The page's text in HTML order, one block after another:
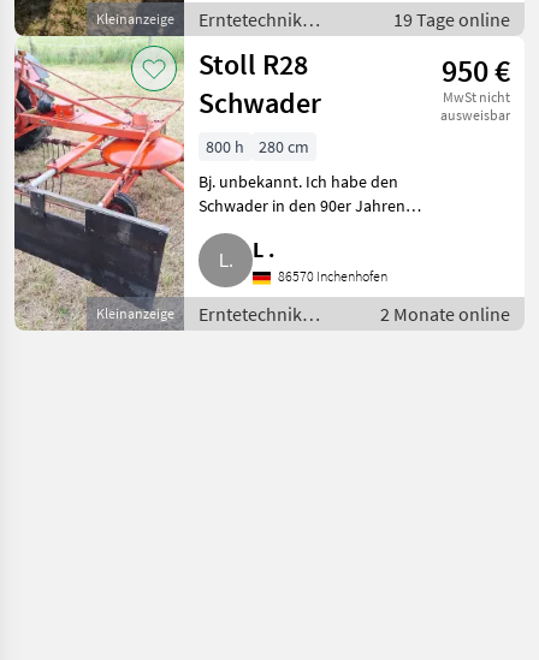
Kleinanzeige
Erntetechnik
Grünland / Schwader
19 Tage online
Kleinanzeige
Stoll R28
Schwader
950 €
MwSt nicht
ausweisbar
800 h
280 cm
Bj. unbekannt. Ich habe den
Schwader in den 90er Jahren
gebraucht erworben. Die
Achsverstellung war damals
schon geschweißt (letztes
Foto). Der innere große Teller w
L .
86570 Inchenhofen
Erntetechnik
Grünland /
2 Monate online